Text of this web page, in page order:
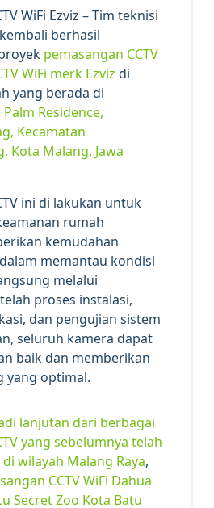
WiFi Ezviz – Tim teknisi
berhasil
pemasangan CCTV
WiFi merk Ezviz di
yang berada di
Residence,
Kecamatan
Kota Malang, Jawa
ini di lakukan untuk
rumah
kemudahan
memantau kondisi
melalui
proses instalasi,
dan pengujian sistem
seluruh kamera dapat
baik dan memberikan
yang optimal.
lanjutan dari berbagai
yang sebelumnya telah
wilayah Malang Raya,
CCTV WiFi Dahua
Secret Zoo Kota Batu